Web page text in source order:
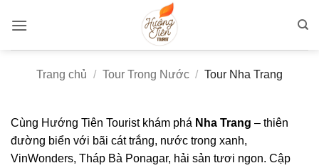
qua
Trang chủ / Tour Trong Nước / Tour Nha Trang
Cùng Hướng Tiên Tourist khám phá Nha Trang – thiên
đường biển với bãi cát trắng, nước trong xanh,
VinWonders, Tháp Bà Ponagar, hải sản tươi ngon. Cập